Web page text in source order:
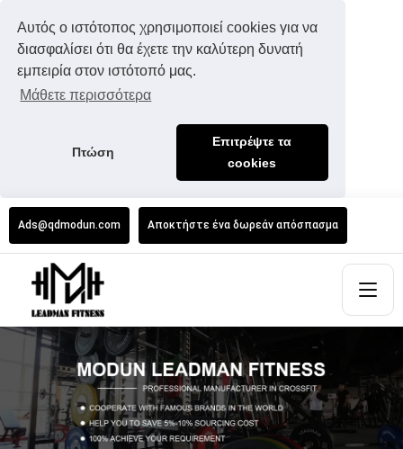
Αυτός ο ιστότοπος χρησιμοποιεί cookies για να
διασφαλίσει ότι θα έχετε την καλύτερη δυνατή
εμπειρία στον ιστότοπό μας.
Μάθετε περισσότερα
Πτώση
Επιτρέψτε τα
cookies
Ads@qdmodun.com Αποκτήστε ένα δωρεάν απόσπασμα